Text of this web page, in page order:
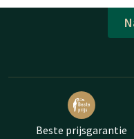
Beste prijsgarantie